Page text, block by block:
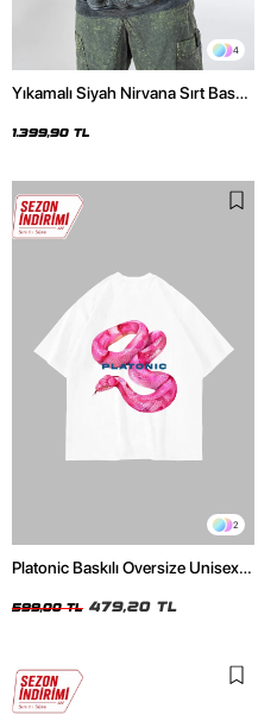
4
Yıkamalı Siyah Nirvana Sırt Baskılı
1.399,90 TL
2
Platonic Baskılı Oversize Unisex
599,00 TL 479,20 TL